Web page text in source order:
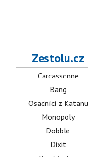
Zestolu.cz
Carcassonne
Bang
Osadníci z Katanu
Monopoly
Dobble
Dixit